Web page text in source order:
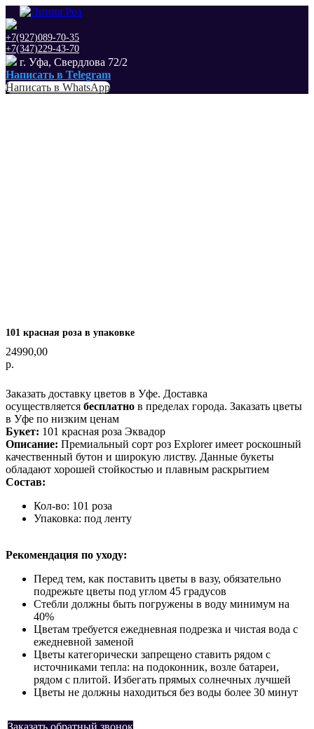
+7(927)089-70-35
+7(347)229-43-70
г. Уфа, Свердлова 72/2
Написать в Telegram
Написать в WhatsApp
101 красная роза в упаковке
24990,00
р.
Заказать доставку цветов в Уфе. Доставка
осуществляется бесплатно в пределах города. Заказать цветы
в Уфе по низким ценам
Букет: 101 красная роза Эквадор
Описание: Премиальный сорт роз Explorer имеет роскошный
качественный бутон и широкую листву. Данные букеты
обладают хорошей стойкостью и плавным раскрытием
Состав:
Кол-во: 101 роза
Упаковка: под ленту
Рекомендация по уходу:
Перед тем, как поставить цветы в вазу, обязательно
подрежьте цветы под углом 45 градусов
Стебли должны быть погружены в воду минимум на
40%
Цветам требуется ежедневная подрезка и чистая вода с
ежедневной заменой
Цветы категорически запрещено ставить рядом с
источниками тепла: на подоконник, возле батареи,
рядом с плитой. Избегать прямых солнечных лучшей
Цветы не должны находиться без воды более 30 минут
Заказать обратный звонок